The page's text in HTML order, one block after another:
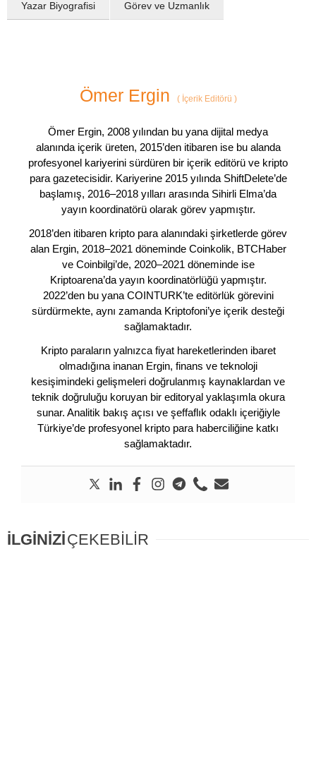
Yazar Biyografisi Görev ve Uzmanlık
Ömer Ergin (İçerik Editörü )
Ömer Ergin, 2008 yılından bu yana dijital medya
alanında içerik üreten, 2015’den itibaren ise bu alanda
profesyonel kariyerini sürdüren bir içerik editörü ve kripto
para gazetecisidir. Kariyerine 2015 yılında ShiftDelete’de
başlamış, 2016–2018 yılları arasında Sihirli Elma’da
yayın koordinatörü olarak görev yapmıştır.
2018’den itibaren kripto para alanındaki şirketlerde görev
alan Ergin, 2018–2021 döneminde Coinkolik, BTCHaber
ve Coinbilgi’de, 2020–2021 döneminde ise
Kriptoarena’da yayın koordinatörlüğü yapmıştır.
2022’den bu yana COINTURK’te editörlük görevini
sürdürmekte, aynı zamanda Kriptofoni’ye içerik desteği
sağlamaktadır.
Kripto paraların yalnızca fiyat hareketlerinden ibaret
olmadığına inanan Ergin, finans ve teknoloji
kesişimindeki gelişmeleri doğrulanmış kaynaklardan ve
teknik doğruluğu koruyan bir editoryal yaklaşımla okura
sunar. Analitik bakış açısı ve şeffaflık odaklı içeriğiyle
Türkiye’de profesyonel kripto para haberciliğine katkı
sağlamaktadır.
İLGİNİZİÇEKEBİLİR